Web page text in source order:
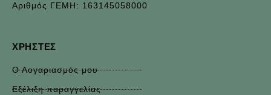
Αριθμός ΓΕΜΗ: 163145058000
ΧΡΉΣΤΕΣ
Ο Λογαριασμός μου
Εξέλιξη παραγγελίας